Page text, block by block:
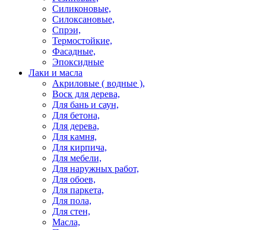
Силиконовые,
Силоксановые,
Спрэи,
Термостойкие,
Фасадные,
Эпоксидные
Лаки и масла
Акриловые ( водные ),
Воск для дерева,
Для бань и саун,
Для бетона,
Для дерева,
Для камня,
Для кирпича,
Для мебели,
Для наружных работ,
Для обоев,
Для паркета,
Для пола,
Для стен,
Масла,